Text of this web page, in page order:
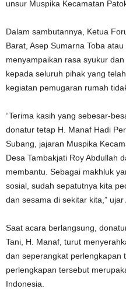
unsur Muspika Kecamatan
Dalam sambutannya, Ketua
Barat, Asep Sumarna Toba
menyampaikan rasa syukur
kepada seluruh pihak yang
kegiatan pemugaran rumah
“Terima kasih yang sebesar-
donatur tetap H. Manaf Hadi
Subang, jajaran Muspika
Desa Tambakjati Roy Abdullah
membantu. Sebagai makhluk
sosial, sudah sepatutnya kita
dan sesama di sekitar kita,” ujar
Saat acara berlangsung,
Tani, H. Manaf, turut
dan seperangkat perlengkapan
perlengkapan tersebut
Indonesia.